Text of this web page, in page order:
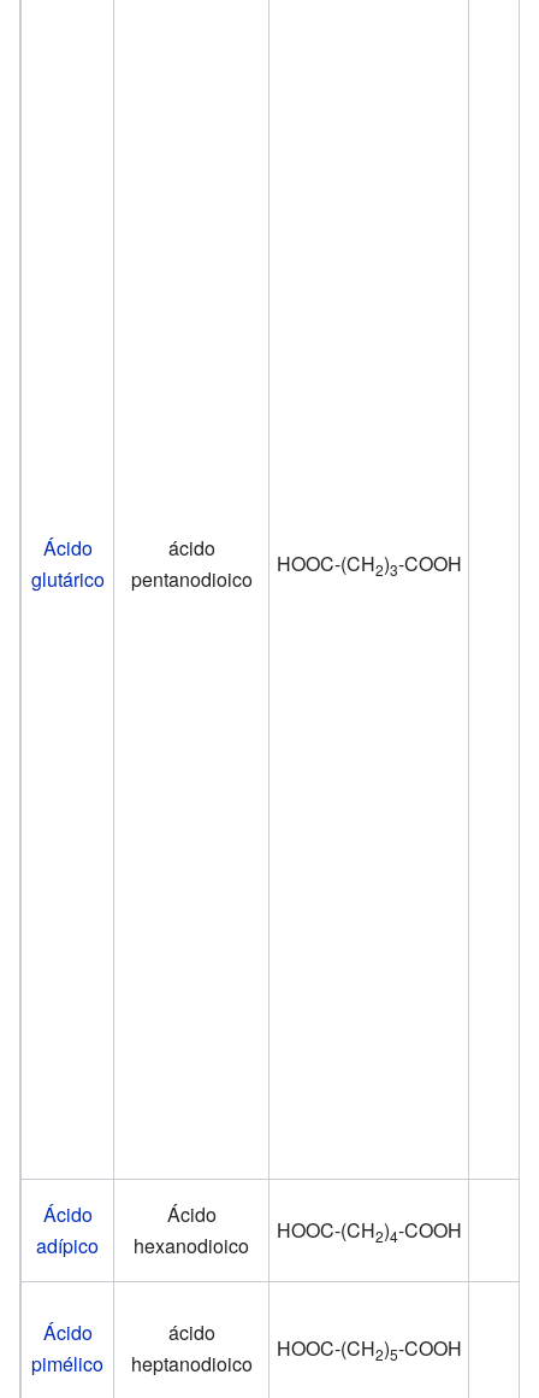
Ácido
glutárico
ácido
pentanodioico
HOOC-(CH2)3-COOH
Ácido
adípico
Ácido
hexanodioico
HOOC-(CH2)4-COOH
Ácido
pimélico
ácido
heptanodioico
HOOC-(CH2)5-COOH